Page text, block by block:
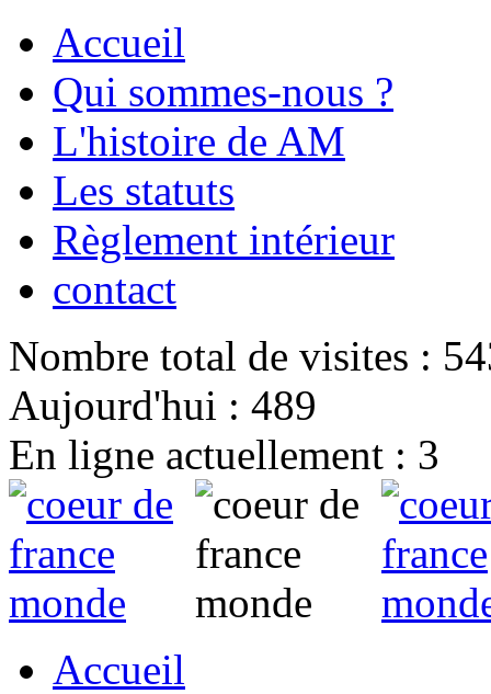
Accueil
Qui sommes-nous ?
L'histoire de AM
Les statuts
Règlement intérieur
contact
Nombre total de visites :
Aujourd'hui : 489
En ligne actuellement : 3
Accueil